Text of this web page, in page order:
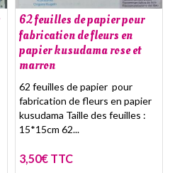
62 feuilles de papier pour
fabrication de fleurs en
papier kusudama rose et
marron
62 feuilles de papier pour
fabrication de fleurs en papier
kusudama Taille des feuilles :
15*15cm 62...
3,50€ TTC